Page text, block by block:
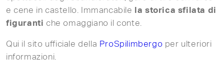
e cene in castello. Immancabile
la storica sfilata di
figuranti che omaggiano il conte.
Qui il sito ufficiale della ProSpilimbergo per ulteriori
informazioni.